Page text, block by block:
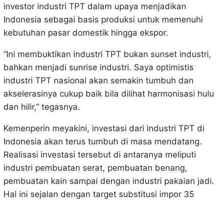
investor industri TPT dalam upaya menjadikan
Indonesia sebagai basis produksi untuk memenuhi
kebutuhan pasar domestik hingga ekspor.
“Ini membuktikan industri TPT bukan sunset industri,
bahkan menjadi sunrise industri. Saya optimistis
industri TPT nasional akan semakin tumbuh dan
akselerasinya cukup baik bila dilihat harmonisasi hulu
dan hilir,” tegasnya.
Kemenperin meyakini, investasi dari industri TPT di
Indonesia akan terus tumbuh di masa mendatang.
Realisasi investasi tersebut di antaranya meliputi
industri pembuatan serat, pembuatan benang,
pembuatan kain sampai dengan industri pakaian jadi.
Hal ini sejalan dengan target substitusi impor 35